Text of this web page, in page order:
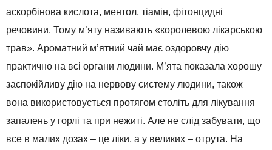
аскорбінова кислота, ментол, тіамін, фітонцидні
речовини. Тому м’яту називають «королевою лікарською
трав». Ароматний м’ятний чай має оздоровчу дію
практично на всі органи людини. М’ята показала хорошу
заспокійливу дію на нервову систему людини, також
вона використовується протягом століть для лікування
запалень у горлі та при нежиті. Але не слід забувати, що
все в малих дозах – це ліки, а у великих – отрута. На